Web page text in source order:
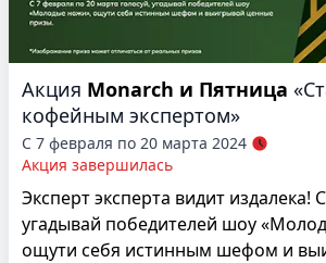
Акция Monarch и Пятница
кофейным экспертом»
С 7 февраля по 20 марта 2024
Акция завершилась
Эксперт эксперта видит издалека!
угадывай победителей шоу
ощути себя истинным шефом и